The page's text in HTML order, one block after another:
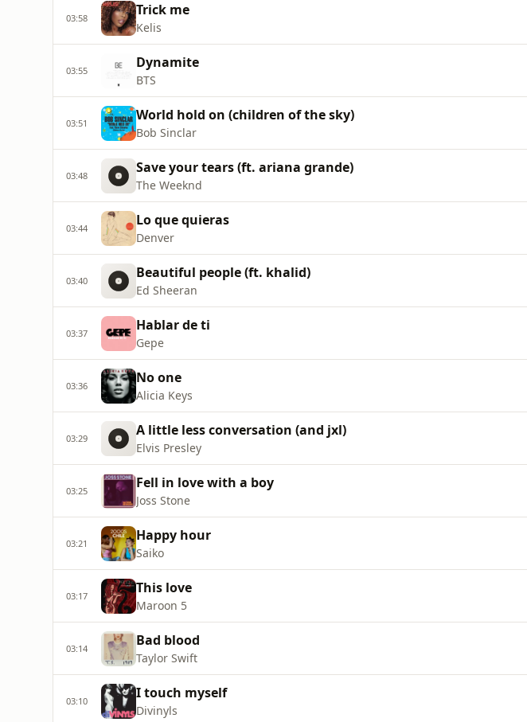
03:58 Trick me
Kelis
03:55 Dynamite
BTS
03:51 World hold on (children of the sky)
Bob Sinclar
03:48 Save your tears (ft. ariana grande)
The Weeknd
03:44 Lo que quieras
Denver
03:40 Beautiful people (ft. khalid)
Ed Sheeran
03:37 Hablar de ti
Gepe
03:36 No one
Alicia Keys
03:29 A little less conversation (and jxl)
Elvis Presley
03:25 Fell in love with a boy
Joss Stone
03:21 Happy hour
Saiko
03:17 This love
Maroon 5
03:14 Bad blood
Taylor Swift
03:10 I touch myself
Divinyls